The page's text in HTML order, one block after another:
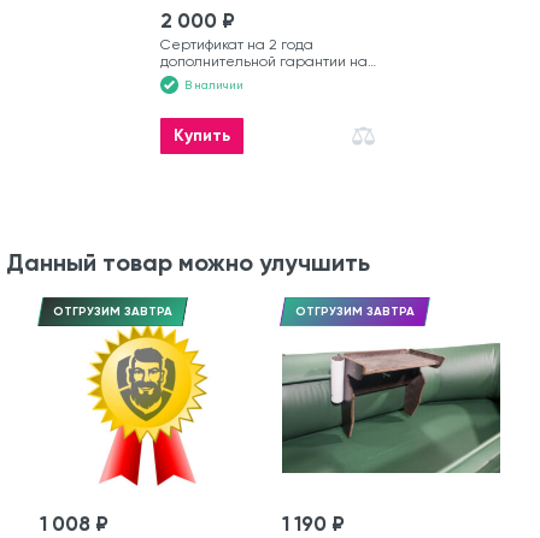
2 000 ₽
Сертификат на 2 года
дополнительной гарантии на
лодкуВ наличии
Купить
Данный товар можно улучшить
ОТГРУЗИМ ЗАВТРА
1 008 ₽
ОТГРУЗИМ ЗАВТРА
1 190 ₽